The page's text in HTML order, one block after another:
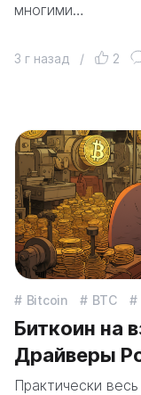
многими…
3 г назад / 2
Bitcoin BTC
Биткоин на
Драйверы
Практически